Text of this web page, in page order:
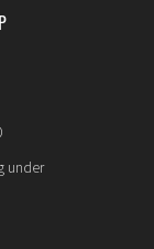
under